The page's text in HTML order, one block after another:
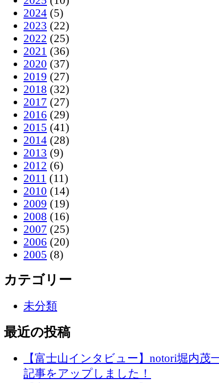
2024 (5)
2023 (22)
2022 (25)
2021 (36)
2020 (37)
2019 (27)
2018 (32)
2017 (27)
2016 (29)
2015 (41)
2014 (28)
2013 (9)
2012 (6)
2011 (11)
2010 (14)
2009 (19)
2008 (16)
2007 (25)
2006 (20)
2005 (8)
カテゴリー
未分類
最近の投稿
【富士山インタビュー】notori堀内茂
記事をアップしました！